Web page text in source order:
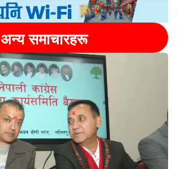
अन्य समाचारहरू